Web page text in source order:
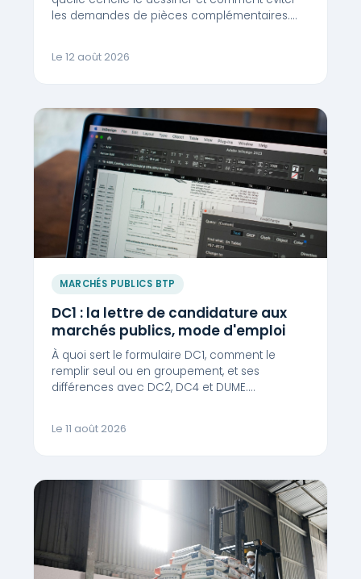
les demandes de pièces complémentaires.…
Le 12 août 2026
MARCHÉS PUBLICS BTP
DC1 : la lettre de candidature aux
marchés publics, mode d'emploi
À quoi sert le formulaire DC1, comment le
remplir seul ou en groupement, et ses
différences avec DC2, DC4 et DUME.…
Le 11 août 2026